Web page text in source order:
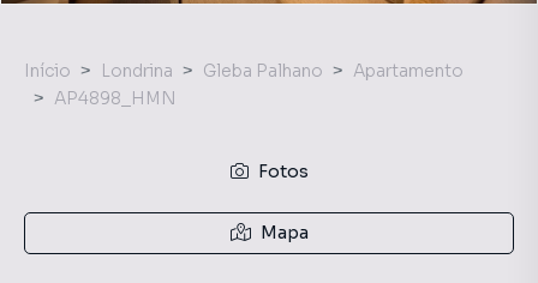
Início Londrina Gleba Palhano
Apartamento
AP4898_HMN
Fotos
Mapa